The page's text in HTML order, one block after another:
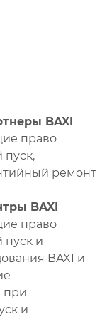
BAXI
право
пуск,
ремонт
BAXI
право
пуск и
BAXI и
при
и